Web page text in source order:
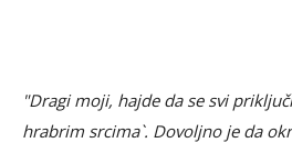
"Dragi moji, hajde da se svi
hrabrim srcima`. Dovoljno je da